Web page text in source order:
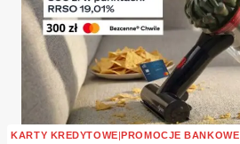
KARTY KREDYTOWE|PROMOCJE BANKOWE